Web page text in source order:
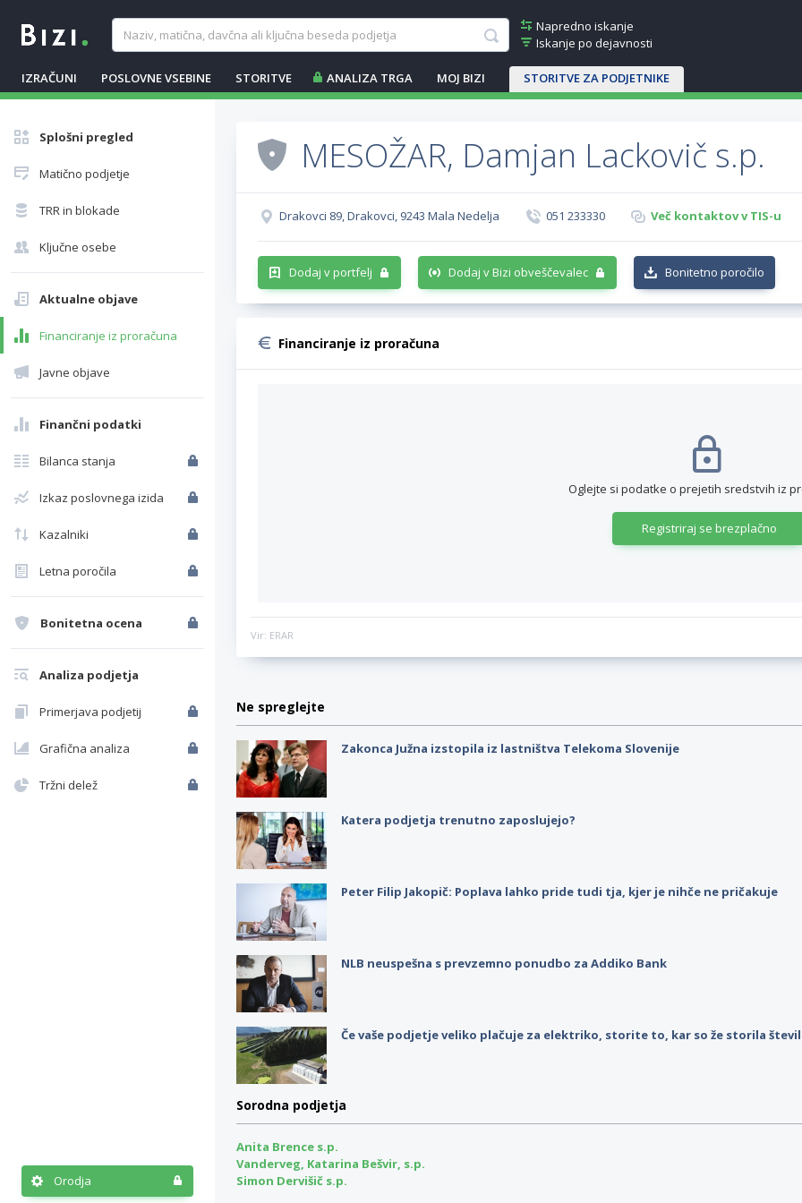
Napredno iskanje
Iskanje po dejavnosti
IZRAČUNI POSLOVNE VSEBINE STORITVE ANALIZA TRGA MOJ BIZI STORITVE ZA PODJETNIKE
Splošni pregled
Matično podjetje
TRR in blokade
Ključne osebe
Aktualne objave
Financiranje iz proračuna
Javne objave
Finančni podatki
Bilanca stanja
Izkaz poslovnega izida
Kazalniki
Letna poročila
Bonitetna ocena
Analiza podjetja
Primerjava podjetij
Grafična analiza
Tržni delež
Orodja
MESOŽAR, Damjan Lackovič s.p.
Drakovci 89, Drakovci, 9243 Mala Nedelja 051 233330 Več kontaktov v TIS-u
Dodaj v portfelj Dodaj v Bizi obveščevalec Bonitetno poročilo
Financiranje iz proračuna
Oglejte si podatke o prejetih sredstvih iz
Registriraj se brezplačno
Vir: ERAR
Ne spreglejte
Zakonca Južna izstopila iz lastništva Telekoma Slovenije
Katera podjetja trenutno zaposlujejo?
Peter Filip Jakopič: Poplava lahko pride tudi tja, kjer je nihče ne pričakuje
NLB neuspešna s prevzemno ponudbo za Addiko Bank
Če vaše podjetje veliko plačuje za elektriko, storite to, kar so že storila
Sorodna podjetja
Anita Brence s.p.
Vanderveg, Katarina Bešvir, s.p.
Simon Dervišič s.p.